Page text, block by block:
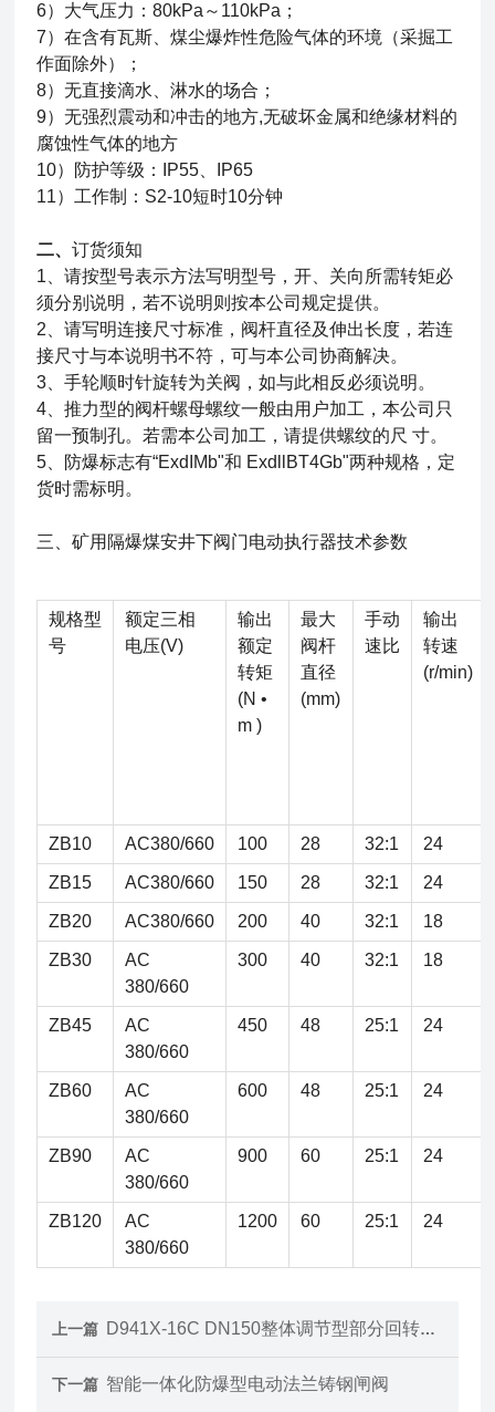
6）大气压力：80kPa～110kPa；
7）在含有瓦斯、煤尘爆炸性危险气体的环境（采掘工
作面除外）；
8）无直接滴水、淋水的场合；
9）无强烈震动和冲击的地方,无破坏金属和绝缘材料的
腐蚀性气体的地方
10）防护等级：IP55、IP65
11）工作制：S2-10短时10分钟
二、订货须知
1、请按型号表示方法写明型号，开、关向所需转矩必
须分别说明，若不说明则按本公司规定提供。
2、请写明连接尺寸标准，阀杆直径及伸出长度，若连
接尺寸与本说明书不符，可与本公司协商解决。
3、手轮顺时针旋转为关阀，如与此相反必须说明。
4、推力型的阀杆螺母螺纹一般由用户加工，本公司只
留一预制孔。若需本公司加工，请提供螺纹的尺 寸。
5、 防爆标志有“ExdIMb"和 ExdllBT4Gb"两种规格，定
货时需标明。
三、矿用隔爆煤安井下阀门电动执行器技术参数
规格型
号
额定三相
电压(V)
输出
额定
转矩
(N •
m )
最大
阀杆
直径
(mm)
手动
速比
输出
转速
(r/min)
ZB10 AC380/660 100 28 32:1 24
ZB15 AC380/660 150 28 32:1 24
ZB20 AC380/660 200 40 32:1 18
ZB30
AC
380/660
300 40 32:1 18
ZB45
AC
380/660
450 48 25:1 24
ZB60
AC
380/660
600 48 25:1 24
ZB90
AC
380/660
900 60 25:1 24
ZB120
AC
380/660
1200 60 25:1 24
上一篇 D941X-16C DN150整体调节型部分回转法兰软密封蝶阀
下一篇 智能一体化防爆型电动法兰铸钢闸阀